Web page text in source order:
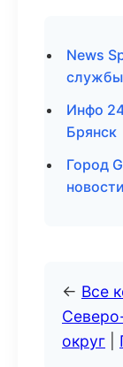
News
службы
Инфо
Брянск
Город
← Все
округ